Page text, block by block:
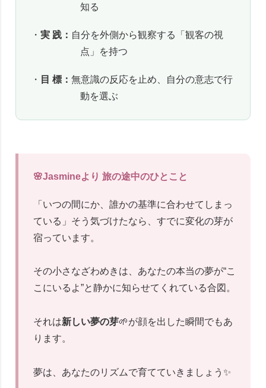
知る
・ 実 践： 自分を外側から観察する「観客の視
点」を持つ
・ 目 標： 無意識の反応を止め、自分の意志で行
動を選ぶ
🌸Jasmineより 旅の途中のひとこと
「いつの間にか、誰かの基準に合わせてしまっ
ている」そう気づけたなら、すでに変化の芽が
宿っています。
その小さなざわめきは、あなたの本当の夢が“こ
こにいるよ”と静かに知らせてくれている合図。
それは新しい夢の芽🌱が顔を出した瞬間でもあ
ります。
夢は、あなたのリズムで育てていきましょう✨